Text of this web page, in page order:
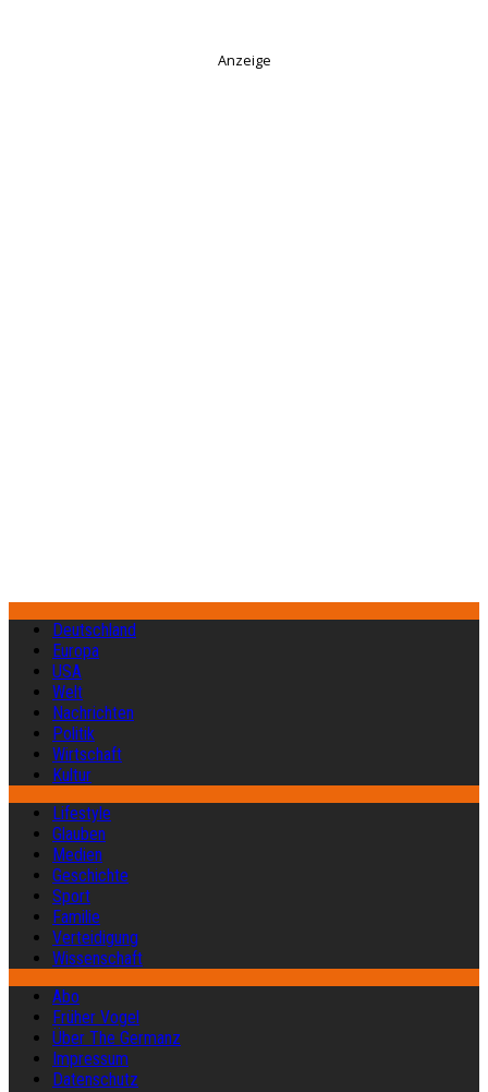
Anzeige
Deutschland
Europa
USA
Welt
Nachrichten
Politik
Wirtschaft
Kultur
Lifestyle
Glauben
Medien
Geschichte
Sport
Familie
Verteidigung
Wissenschaft
Abo
Früher Vogel
Über The Germanz
Impressum
Datenschutz